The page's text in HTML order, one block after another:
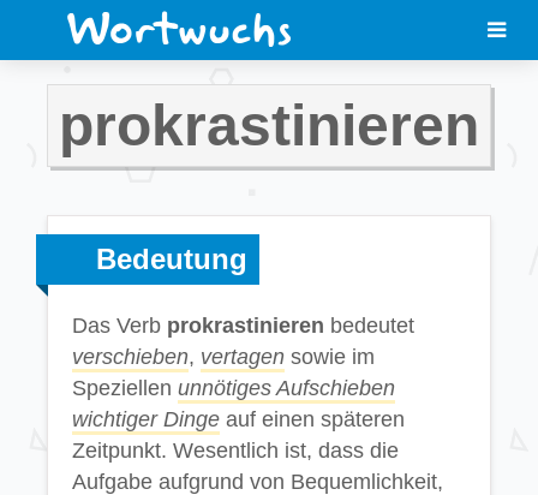
prokrastinieren
Bedeutung
Das Verb prokrastinieren bedeutet
verschieben, vertagen sowie im
Speziellen unnötiges Aufschieben
wichtiger Dinge auf einen späteren
Zeitpunkt. Wesentlich ist, dass die
Aufgabe aufgrund von Bequemlichkeit,